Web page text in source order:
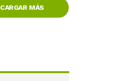
CARGAR MÁS